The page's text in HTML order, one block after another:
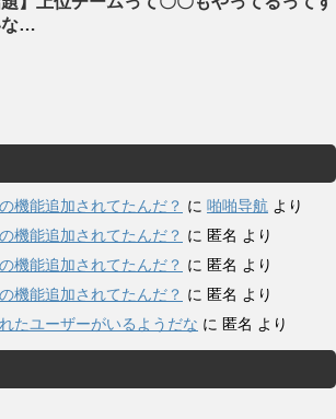
な…
機能追加されてたんだ？ に 啪啪导航 より
機能追加されてたんだ？ に 匿名 より
機能追加されてたんだ？ に 匿名 より
機能追加されてたんだ？ に 匿名 より
たユーザーがいるようだな に 匿名 より